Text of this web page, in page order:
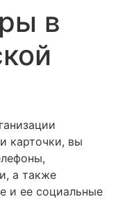
в
карточки, вы
а также
и ее социальные